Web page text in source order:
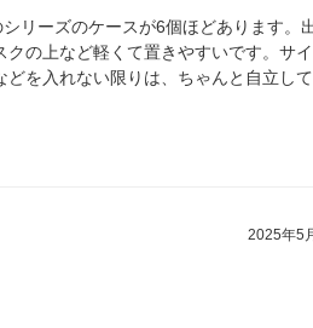
リーズのケースが6個ほどあります。
の上など軽くて置きやすいです。サ
を入れない限りは、ちゃんと自立し
2025年5